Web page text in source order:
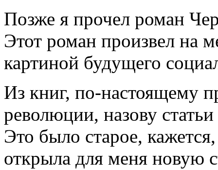
Позже я прочел роман
Этот роман произвел на
картиной будущего
Из книг, по-настоящему
революции, назову
Это было старое,
открыла для меня новую